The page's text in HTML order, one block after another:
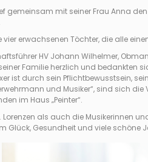
gemeinsam mit seiner Frau Anna
erwachsenen Töchter, die alle
HV Johann Wilhelmer,
Familie herzlich und bedankten
ist durch sein Pflichtbewusstsein,
und Musiker“, sind sich die
im Haus „Peinter“.
als auch die Musikerinnen
Glück, Gesundheit und viele schöne